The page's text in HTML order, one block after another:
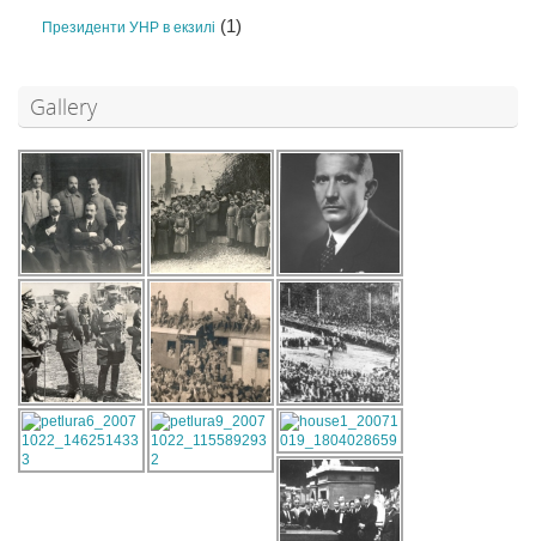
Президенти УНР в екзилі (1)
Gallery